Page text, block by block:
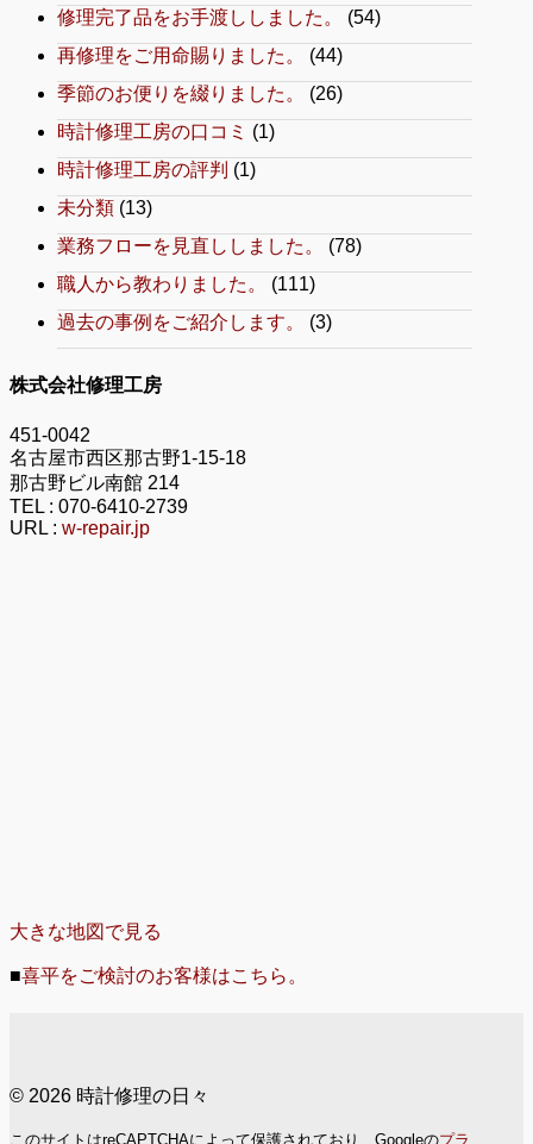
修理完了品をお手渡ししました。
(54)
再修理をご用命賜りました。
(44)
季節のお便りを綴りました。
(26)
時計修理工房の口コミ (1)
時計修理工房の評判 (1)
未分類 (13)
業務フローを見直ししました。
(78)
職人から教わりました。
(111)
過去の事例をご紹介します。
(3)
株式会社修理工房
451-0042
名古屋市西区那古野1-15-18
那古野ビル南館 214
TEL : 070-6410-2739
URL : w-repair.jp
大きな地図で見る
■喜平をご検討のお客様はこちら。
© 2026 時計修理の日々
このサイトはreCAPTCHAによって保護されており、Googleのプラ